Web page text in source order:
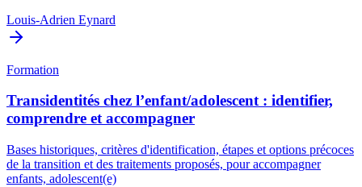
Louis-Adrien Eynard
Formation
Transidentités chez l’enfant/adolescent : identifier,
comprendre et accompagner
Bases historiques, critères d'identification, étapes et options précoces
de la transition et des traitements proposés, pour accompagner
enfants, adolescent(e)